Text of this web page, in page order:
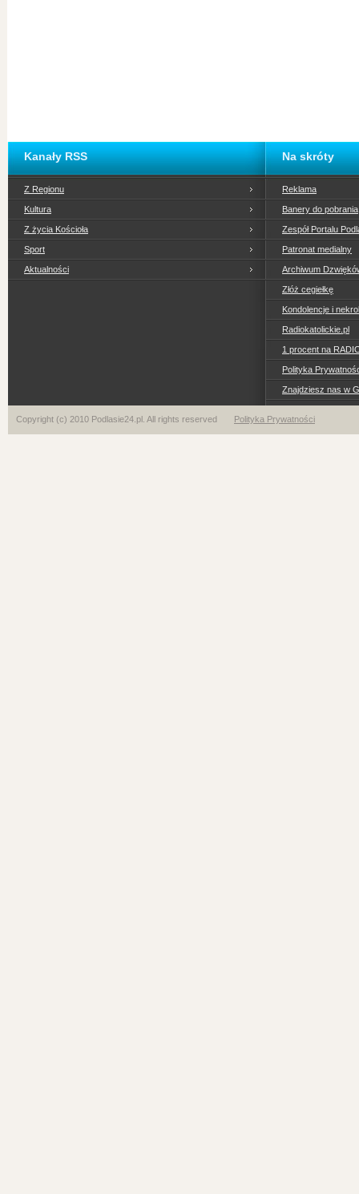
Kanały RSS
Z Regionu
Kultura
Z życia Kościoła
Sport
Aktualności
Na skróty
Reklama
Banery do pobrania
Zespół Portalu
Patronat medialny
Archiwum
Złóż cegiełkę
Kondolencje i
Radiokatolickie.pl
1 procent na
Polityka
Znajdziesz nas w
Copyright (c) 2010 Podlasie24.pl. All rights reserved Polityka Prywatności